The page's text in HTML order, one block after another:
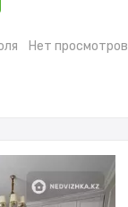
Нет просмотров